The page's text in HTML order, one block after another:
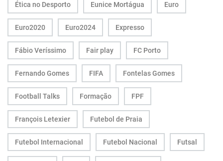
Ética no Desporto Eunice Mortágua Euro
Euro2020 Euro2024 Expresso
Fábio Veríssimo Fair play FC Porto
Fernando Gomes FIFA Fontelas Gomes
Football Talks Formação FPF
François Letexier Futebol de Praia
Futebol Internacional Futebol Nacional Futsal